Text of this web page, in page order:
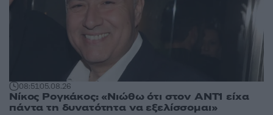
08:5105.08.26
Νίκος Ρογκάκος: «Νιώθω ότι στον ΑΝΤ1 είχα
πάντα τη δυνατότητα να εξελίσσομαι»